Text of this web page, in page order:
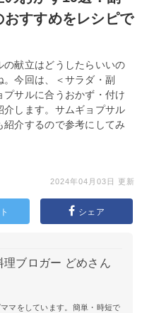
すすめをレシピで
の献立はどうしたらいいの
今回は、＜サラダ・副
サルに合うおかず・付け
します。サムギョプサル
介するので参考にしてみ
2024年04月03日 更新
シェア
理ブロガー どめさん
マをしています。簡単・時短で